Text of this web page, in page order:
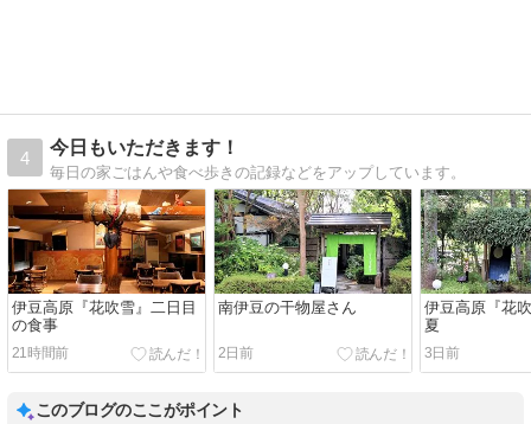
4
今日もいただきます！
毎日の家ごはんや食べ歩きの記録などをアップしています。
伊豆高原『花吹雪』二日目
の食事
21時間前
南伊豆の干物屋さん
2日前
伊豆高原『花
夏
3日前
このブログのここがポイント